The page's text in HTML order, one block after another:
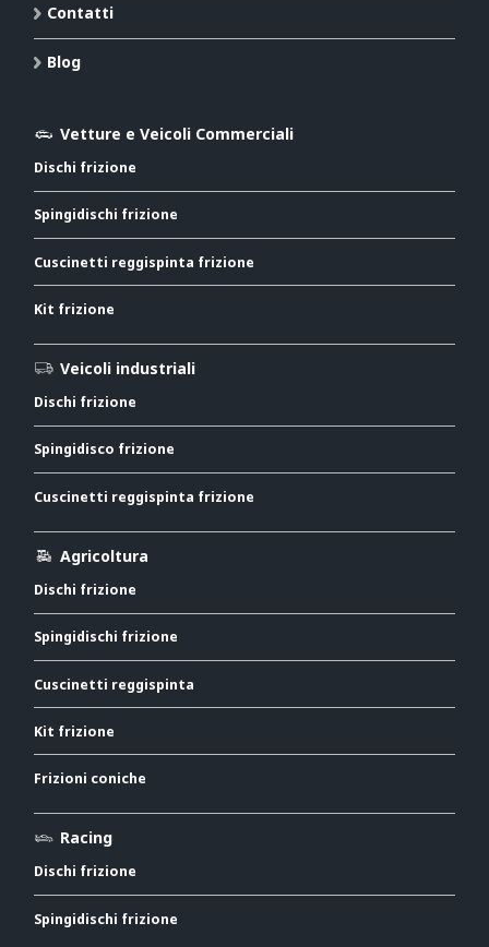
Contatti
Blog
Vetture e Veicoli Commerciali
Dischi frizione
Spingidischi frizione
Cuscinetti reggispinta frizione
Kit frizione
Veicoli industriali
Dischi frizione
Spingidisco frizione
Cuscinetti reggispinta frizione
Agricoltura
Dischi frizione
Spingidischi frizione
Cuscinetti reggispinta
Kit frizione
Frizioni coniche
Racing
Dischi frizione
Spingidischi frizione